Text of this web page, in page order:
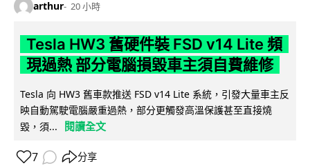
arthur 20 小時
Tesla HW3 舊硬件裝 FSD v14 Lite 頻
現過熱 部分電腦損毀車主須自費維修
Tesla 向 HW3 舊車款推送 FSD v14 Lite 系統，引發大量車主反
映自動駕駛電腦嚴重過熱，部分更觸發高溫保護甚至直接燒
毀，須...
閱讀全文
7 分享